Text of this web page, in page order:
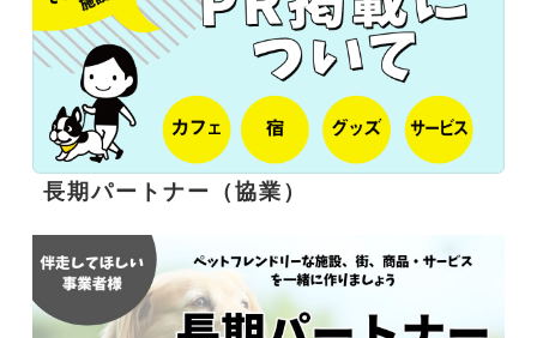
長期パートナー（協業）